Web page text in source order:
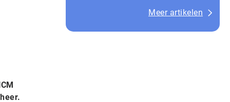
Meer artikelen